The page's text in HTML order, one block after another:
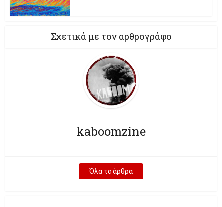
Σχετικά με τον αρθρογράφο
kaboomzine
Όλα τα άρθρα